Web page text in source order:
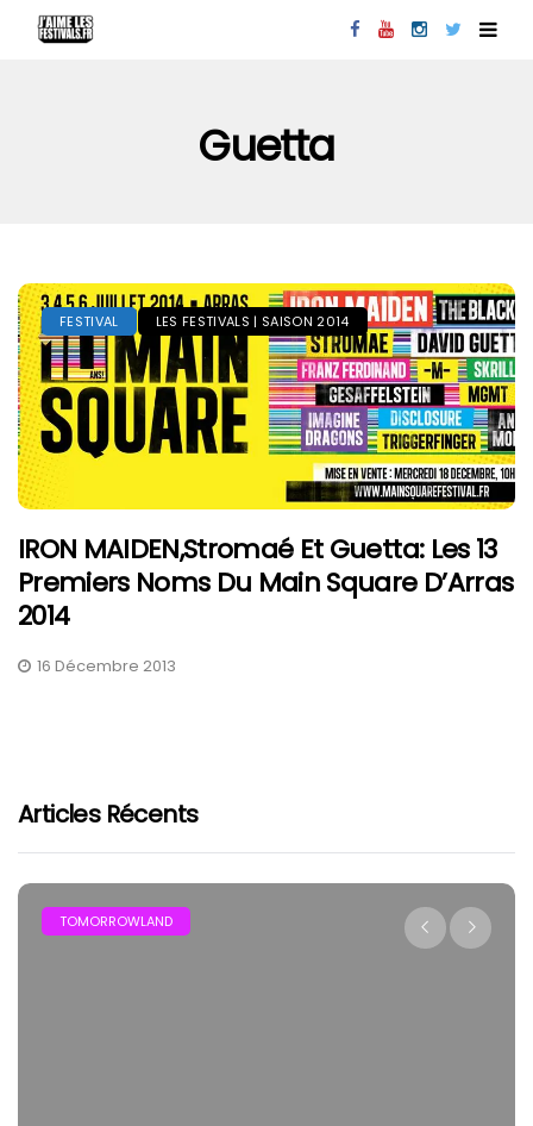
Guetta
FESTIVAL LES FESTIVALS | SAISON 2014
IRON MAIDEN,Stromaé Et Guetta: Les 13
Premiers Noms Du Main Square D’Arras
2014
16 Décembre 2013
Articles Récents
TOMORROWLAND